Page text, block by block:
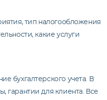
тип налогообложения
какие услуги
бухгалтерского учета. В
гарантии для клиента. Все